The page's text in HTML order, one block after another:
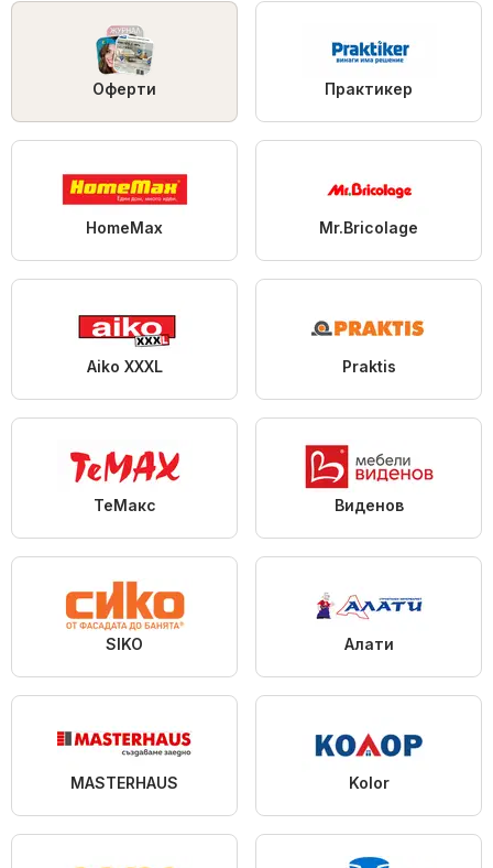
Оферти Практикер
HomeMax Mr.Bricolage
Aiko XXXL Praktis
ТеMакс Виденов
SIKO Алати
MASTERHAUS Kolor